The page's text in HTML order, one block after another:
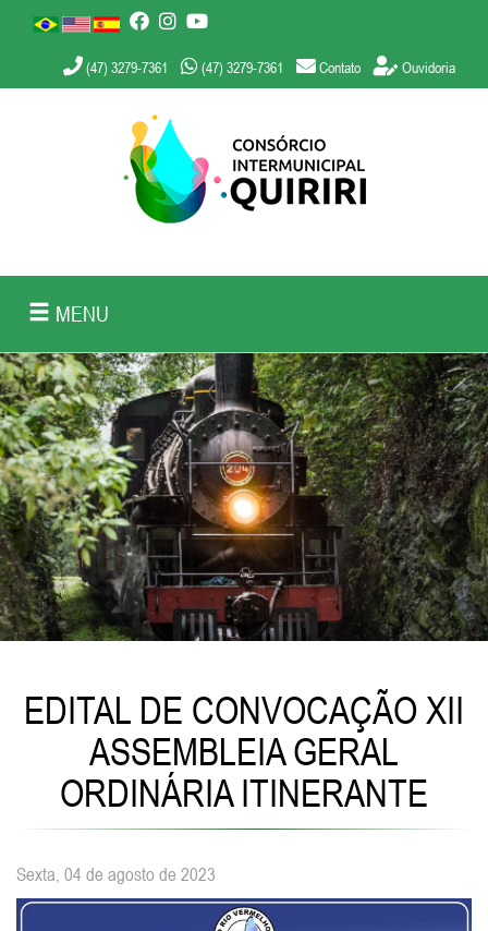
(47) 3279-7361 (47) 3279-7361 Contato Ouvidoria
MENU
EDITAL DE CONVOCAÇÃO XII
ASSEMBLEIA GERAL
ORDINÁRIA ITINERANTE
Sexta, 04 de agosto de 2023